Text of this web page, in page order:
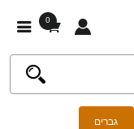
0
גברים